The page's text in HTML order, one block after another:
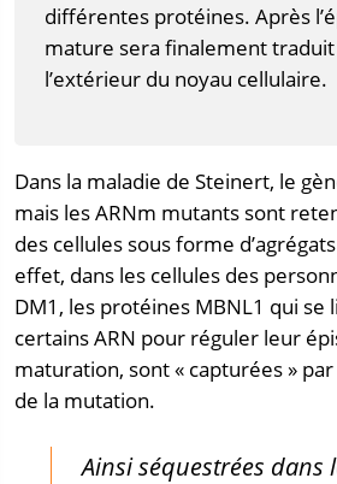
différentes protéines. Après
mature sera finalement
l’extérieur du noyau cellulaire.
Dans la maladie de Steinert, le
mais les ARNm mutants sont
des cellules sous forme
effet, dans les cellules des
DM1, les protéines MBNL1 qui
certains ARN pour réguler leur
maturation, sont « capturées »
de la mutation.
Ainsi séquestrées dans